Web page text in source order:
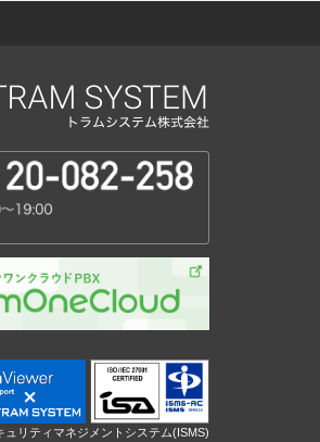
ュリティマネジメントシステム(ISMS)